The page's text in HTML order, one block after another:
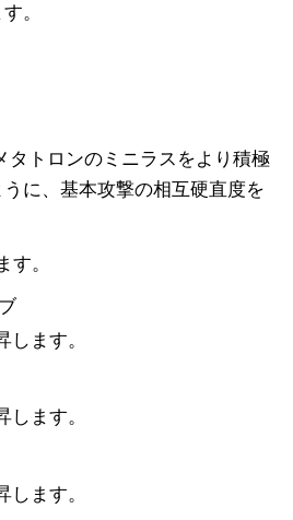
。
タトロンのミニラスをより積極
に、基本攻撃の相互硬直度を
す。
します。
します。
します。